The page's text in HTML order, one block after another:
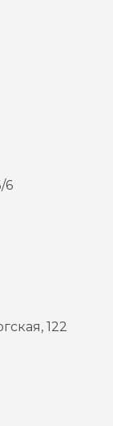
6
122